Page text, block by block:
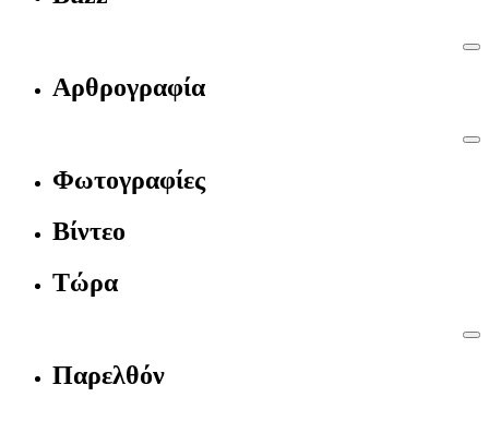
Αρθρογραφία
Φωτογραφίες
Βίντεο
Τώρα
Παρελθόν